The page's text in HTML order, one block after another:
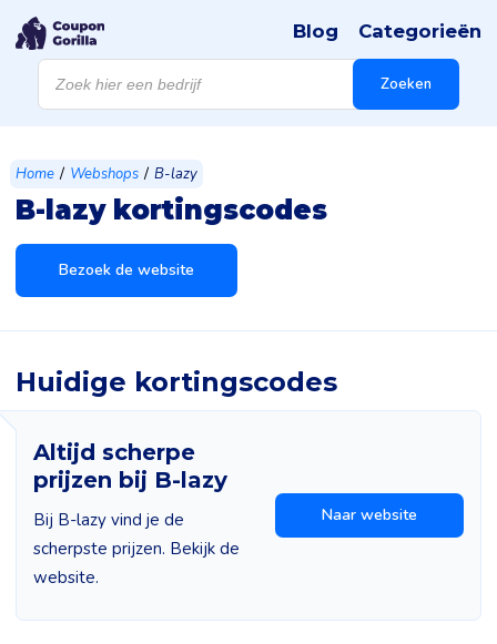
Products
search Zoeken
Blog Categorieën
Home / Webshops / B-lazy
B-lazy kortingscodes
Bezoek de website
Huidige kortingscodes
Altijd scherpe
prijzen bij B-lazy
Bij B-lazy vind je de
scherpste prijzen. Bekijk de
website.
Naar website